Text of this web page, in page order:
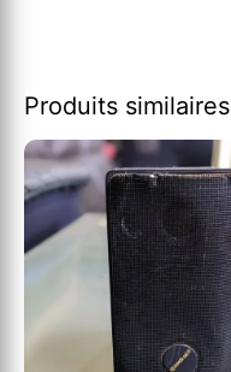
Produits similaires